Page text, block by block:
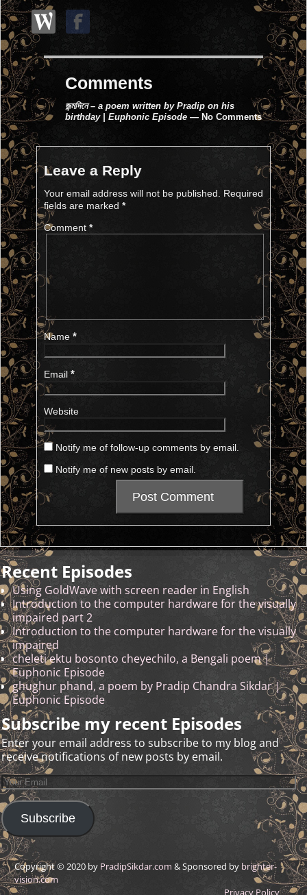
Comments
জন্মদিনে – a poem written by Pradip on his
birthday | Euphonic Episode— No Comments
Leave a Reply
Your email address will not be published.
Required
fields are marked *
Comment *
Name *
Email *
Website
Notify me of follow-up comments by email.
Notify me of new posts by email.
Recent Episodes
Using GoldWave with screen reader in English
Introduction to the computer hardware for the visually
impaired part 2
Introduction to the computer hardware for the visually
impaired
cheleti ektu bosonto cheyechilo, a Bengali poem |
Euphonic Episode
ghughur phand, a poem by Pradip Chandra Sikdar |
Euphonic Episode
Subscribe my recent Episodes
Enter your email address to subscribe to my blog and
receive notifications of new posts by email.
Subscribe
Copyright © 2020 by PradipSikdar.com & Sponsored by brighter-
vision.com
Privacy Policy